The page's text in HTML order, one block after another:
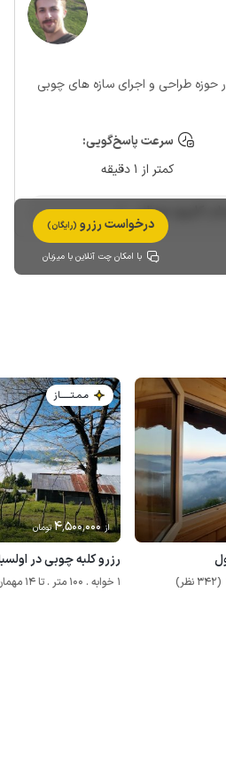
طراحی و اجرای سازه های چوبی
سرعت پاسخ‌گویی:
کمتر از 1 دقیقه
کاربری میزبان
درخواست رزرو (رایگان)
با امکان چت آنلاین با میزبان
(342 نظر)
مـمـتــــــاز
از 4٬500٬000تومان
رزرو کلبه چوبی در
1 خوابه . 100 متر . تا 14 مهمان